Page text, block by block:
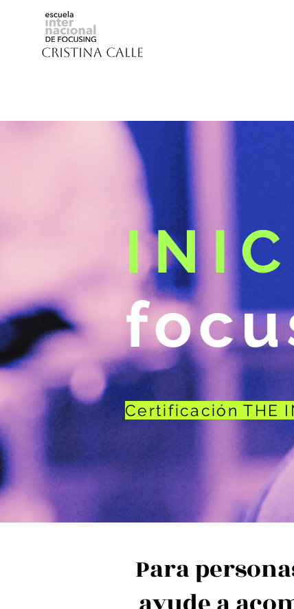
CRISTINA CALLE
Certificación THE
Para